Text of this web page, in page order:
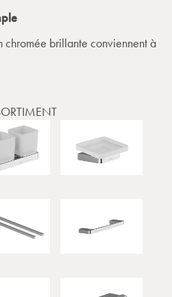
chromée brillante conviennent à